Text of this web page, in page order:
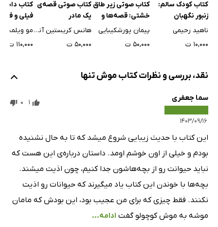
کتاب کودک سالم:
زنبور نگهبان
ناهید رحیمی
۱۰,۰۰۰ ت
کتاب صوتی زیر طاق
خشتی: قصه‌ها و
ترانه‌ها
پیمان پورشکیبایی
۵۰,۰۰۰ ت
کتاب صوتی قصه‌ی
یک مادر
هانس کریستین آندرسن
۵۰,۰۰۰ ت
کتاب
پرنده
مو ویلمس
۱۱۰,۰۰۰ ت
نقد، بررسی و نظرات کتاب موش تنها
سما جعفری
۱۴۰۳/۰۹/۱۶
1
0
این کتاب با حدیث زیبایی شروع میشد که تا به حال نشنیده
بودم و خیلی از اون خوشم اومد. داستان درباره‌ی این هست که
نباید حیوانت رو از بچه‌هاشون جدا کنیم، چون اذیت میشند.
بچه‌ها با خوندن این کتاب یاد میگیرند که حیوانات رو اذیت
نکنند. فقط چیزی که برای من عجیب بود، این بودش که مامان
موشه به موش کوچولو گفت ادامه...